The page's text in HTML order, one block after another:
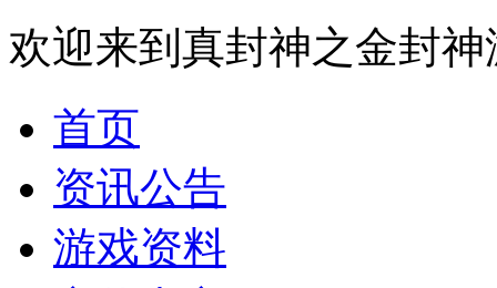
欢迎来到真封神之金封
首页
资讯公告
游戏资料